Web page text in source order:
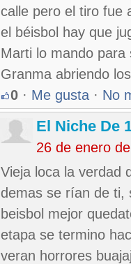
calle pero el tiro fue
el béisbol hay que
Marti lo mando
Granma abriendo
0 · Me gusta · No
El Niche De
26 de enero
Vieja loca la verdad
demas se rían de ti,
beisbol mejor
etapa se termino
veran horrores